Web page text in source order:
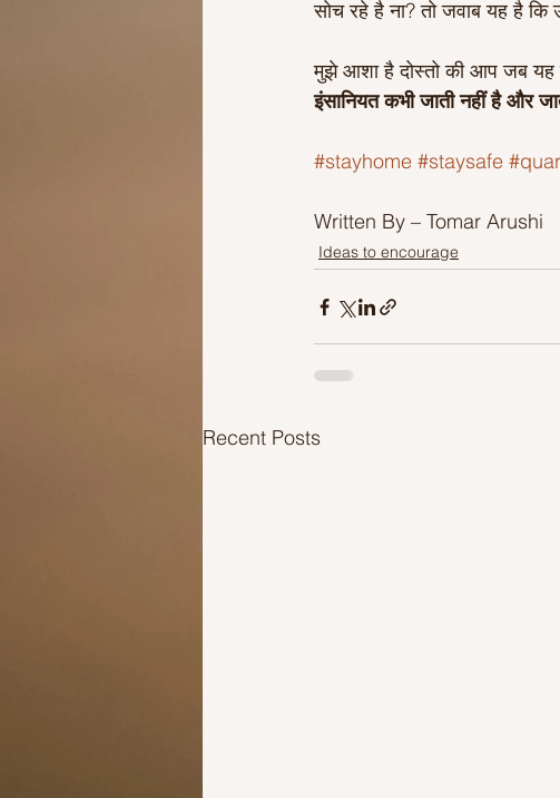
सोच रहे है ना? तो जवाब यह है
मुझे आशा है दोस्तो की आप जब यह
इंसानियत कभी जाती नहीं है और
#stayhome #staysafe
Written By – Tomar Arushi
Ideas to encourage
Recent Posts